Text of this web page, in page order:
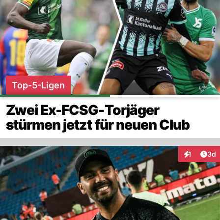
Top-5-Ligen
Zwei Ex-FCSG-Torjäger
stürmen jetzt für neuen Club
1 3d